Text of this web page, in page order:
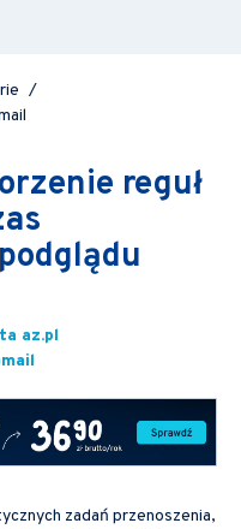
/
reguł
az.pl
zadań przenoszenia,